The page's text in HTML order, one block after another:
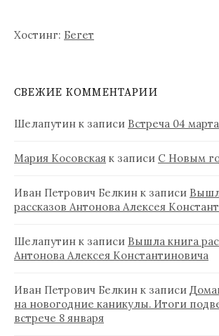
Хостинг: Бегет
СВЕЖИЕ КОММЕНТАРИИ
Шелапутин к записи Встреча 04
Мария Косовская к записи С Новым
Иван Петрович Белкин к записи
рассказов Антонова Алексея
Шелапутин к записи Вышла книга
Антонова Алексея Константиновича
Иван Петрович Белкин к записи
на новогодние каникулы. Итоги
встрече 8 января